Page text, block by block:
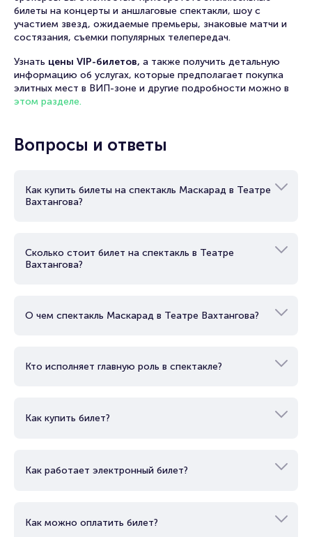
билеты на концерты и аншлаговые спектакли, шоу с
участием звезд, ожидаемые премьеры, знаковые матчи и
состязания, съемки популярных телепередач.
Узнать цены VIP-билетов, а также получить детальную
информацию об услугах, которые предполагает покупка
элитных мест в ВИП-зоне и другие подробности можно в
этом разделе.
Вопросы и ответы
Как купить билеты на спектакль Маскарад в Театре
Вахтангова?
Сколько стоит билет на спектакль в Театре
Вахтангова?
О чем спектакль Маскарад в Театре Вахтангова?
Кто исполняет главную роль в спектакле?
Как купить билет?
Как работает электронный билет?
Как можно оплатить билет?